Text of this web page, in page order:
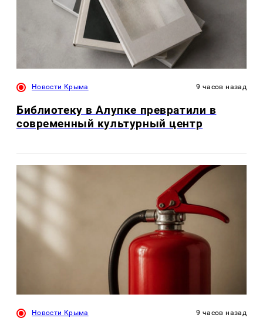
Новости Крыма 9 часов назад
Библиотеку в Алупке превратили в
современный культурный центр
Новости Крыма 9 часов назад